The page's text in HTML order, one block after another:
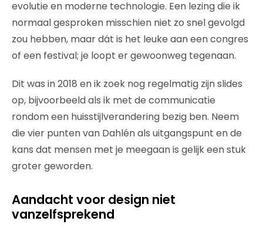
evolutie en moderne technologie. Een lezing die ik
normaal gesproken misschien niet zo snel gevolgd
zou hebben, maar dát is het leuke aan een congres
of een festival; je loopt er gewoonweg tegenaan.
Dit was in 2018 en ik zoek nog regelmatig zijn slides
op, bijvoorbeeld als ik met de communicatie
rondom een huisstijlverandering bezig ben. Neem
die vier punten van Dahlén als uitgangspunt en de
kans dat mensen met je meegaan is gelijk een stuk
groter geworden.
Aandacht voor design niet
vanzelfsprekend